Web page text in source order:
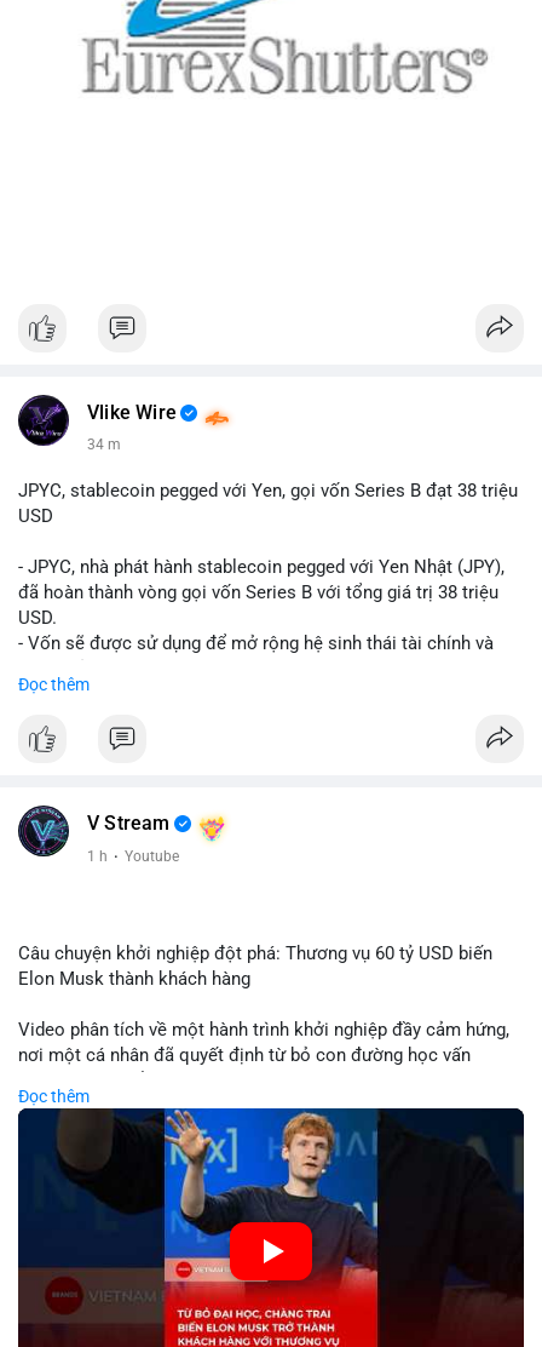
Vlike Wire
34 m
JPYC, stablecoin pegged với Yen, gọi vốn Series B đạt 38 triệu
USD
- JPYC, nhà phát hành stablecoin pegged với Yen Nhật (JPY),
đã hoàn thành vòng gọi vốn Series B với tổng giá trị 38 triệu
USD.
- Vốn sẽ được sử dụng để mở rộng hệ sinh thái tài chính và
- Mục tiêu là tăng tốc độ przyjęcie của token yen-pegged JPYC
- Đây là bước tiến quan trọng trong việc phát triển stablecoin
$jpyc
📰 Nguồn: Cointelegraph
Đọc thêm
V Stream
1 h · Youtube
Câu chuyện khởi nghiệp đột phá: Thương vụ 60 tỷ USD biến
Elon Musk thành khách hàng
Video phân tích về một hành trình khởi nghiệp đầy cảm hứng,
nơi một cá nhân đã quyết định từ bỏ con đường học vấn
dội với thương vụ trị giá 60 tỷ USD không chỉ khẳng định tầm
nhìn chiến lược của nhà sáng lập mà còn cho thấy sức mạnh
của sự đổi mới trong nền kinh tế hiện đại. Sự kiện này đặc biệt
gây chú ý khi biến tỷ phú Elon Musk trở thành một khách hàng
quan trọng, minh chứng cho khả năng xoay chuyển cục diện
kinh doanh của các startup đầy tiềm năng.
🎥 Xem video trực tiếp tại:
Nguồn: KIEN THUC KINH TE
Đọc thêm